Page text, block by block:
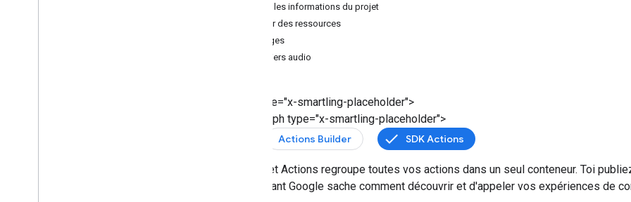
Définir les informations du projet
Ajouter des ressources
Images
Fichiers audio
<ph type="x-smartling-placeholder">
</ph> <ph type="x-smartling-placeholder">
Actions Builder SDK Actions
Un projet Actions regroupe toutes vos actions dans un seul conteneur. Toi
l'Assistant Google sache comment découvrir et d'appeler vos expériences de